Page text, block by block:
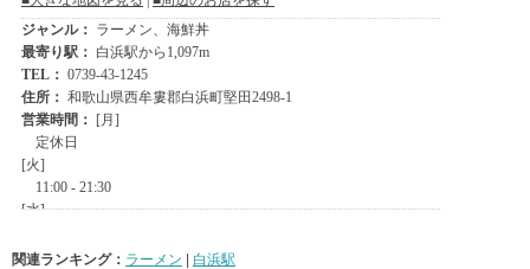
関連ランキング： ラーメン 白浜駅